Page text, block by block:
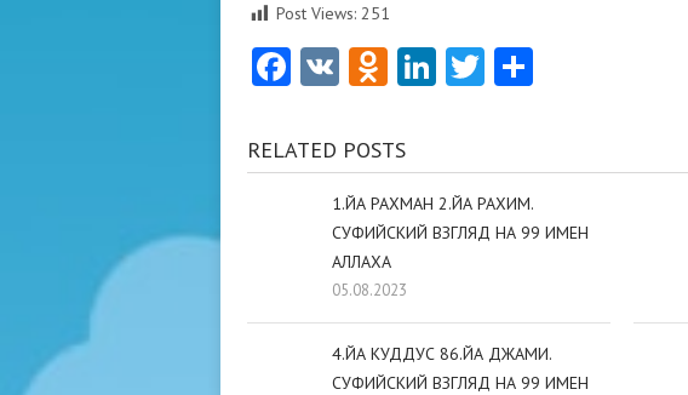
Post Views: 251
Facebook
VKOdnoklassniki
LinkedIn
TwitterОтправить
RELATED POSTS
1.ЙА РАХМАН 2.ЙА РАХИМ.
СУФИЙСКИЙ ВЗГЛЯД НА 99 ИМЕН
АЛЛАХА
05.08.2023
4.ЙА КУДДУС 86.ЙА ДЖАМИ.
СУФИЙСКИЙ ВЗГЛЯД НА 99 ИМЕН